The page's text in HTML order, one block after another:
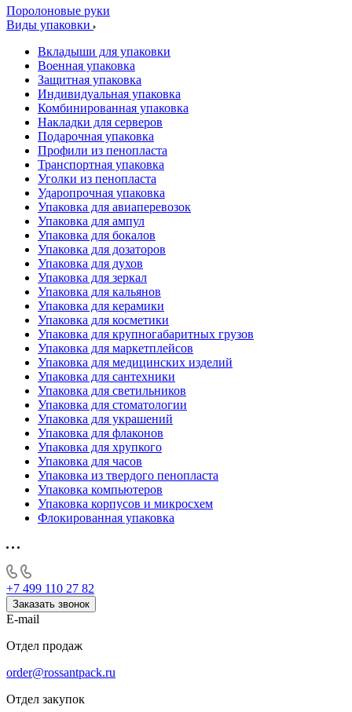
Поролоновые руки
Виды упаковки
Вкладыши для упаковки
Военная упаковка
Защитная упаковка
Индивидуальная упаковка
Комбинированная упаковка
Накладки для серверов
Подарочная упаковка
Профили из пенопласта
Транспортная упаковка
Уголки из пенопласта
Ударопрочная упаковка
Упаковка для авиаперевозок
Упаковка для ампул
Упаковка для бокалов
Упаковка для дозаторов
Упаковка для духов
Упаковка для зеркал
Упаковка для кальянов
Упаковка для керамики
Упаковка для косметики
Упаковка для крупногабаритных грузов
Упаковка для маркетплейсов
Упаковка для медицинских изделий
Упаковка для сантехники
Упаковка для светильников
Упаковка для стоматологии
Упаковка для украшений
Упаковка для флаконов
Упаковка для хрупкого
Упаковка для часов
Упаковка из твердого пенопласта
Упаковка компьютеров
Упаковка корпусов и микросхем
Флокированная упаковка
+7 499 110 27 82
Заказать звонок
E-mail
Отдел продаж
order@rossantpack.ru
Отдел закупок